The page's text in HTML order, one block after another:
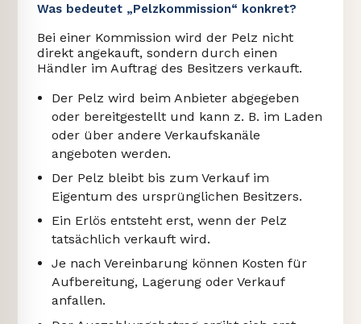
Was bedeutet „Pelzkommission“ konkret?
Bei einer Kommission wird der Pelz nicht
direkt angekauft, sondern durch einen
Händler im Auftrag des Besitzers verkauft.
Der Pelz wird beim Anbieter abgegeben
oder bereitgestellt und kann z. B. im Laden
oder über andere Verkaufskanäle
angeboten werden.
Der Pelz bleibt bis zum Verkauf im
Eigentum des ursprünglichen Besitzers.
Ein Erlös entsteht erst, wenn der Pelz
tatsächlich verkauft wird.
Je nach Vereinbarung können Kosten für
Aufbereitung, Lagerung oder Verkauf
anfallen.